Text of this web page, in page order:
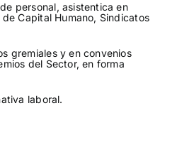
personal, asistentica en
Capital Humano, Sindicatos
gremiales y en convenios
del Sector, en forma
laboral.